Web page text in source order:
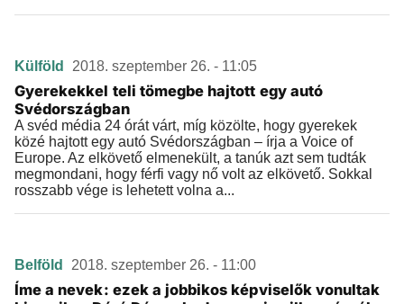
Külföld 2018. szeptember 26. - 11:05
Gyerekekkel teli tömegbe hajtott egy autó
Svédországban
A svéd média 24 órát várt, míg közölte, hogy gyerekek
közé hajtott egy autó Svédországban – írja a Voice of
Europe. Az elkövető elmenekült, a tanúk azt sem tudták
megmondani, hogy férfi vagy nő volt az elkövető. Sokkal
rosszabb vége is lehetett volna a...
Belföld 2018. szeptember 26. - 11:00
Íme a nevek: ezek a jobbikos képviselők vonultak